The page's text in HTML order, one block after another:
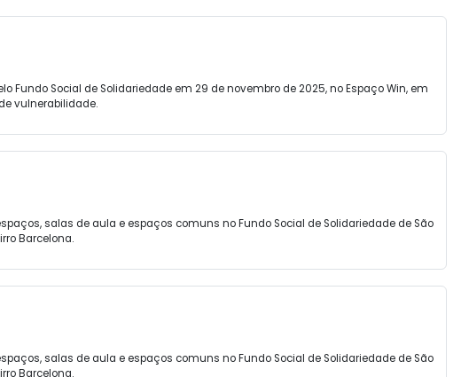
Social de Solidariedade em 29 de novembro de 2025, no Espaço Win, em
vulnerabilidade.
salas de aula e espaços comuns no Fundo Social de Solidariedade de São
Barcelona.
salas de aula e espaços comuns no Fundo Social de Solidariedade de São
Barcelona.